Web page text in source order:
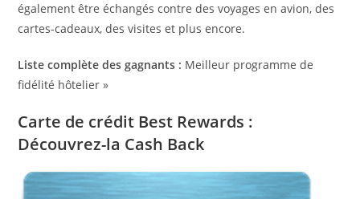
également être échangés contre des voyages en avion, des
cartes-cadeaux, des visites et plus encore.
Liste complète des gagnants : Meilleur programme de
fidélité hôtelier »
Carte de crédit Best Rewards :
Découvrez-la Cash Back